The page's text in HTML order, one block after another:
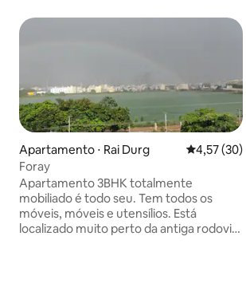
Apartamento ⋅ Rai Durg 4,57 de
4,57 (30)
Foray
Apartamento 3BHK totalmente
mobiliado é todo seu. Tem todos os
móveis, móveis e utensílios. Está
localizado muito perto da antiga rodovia